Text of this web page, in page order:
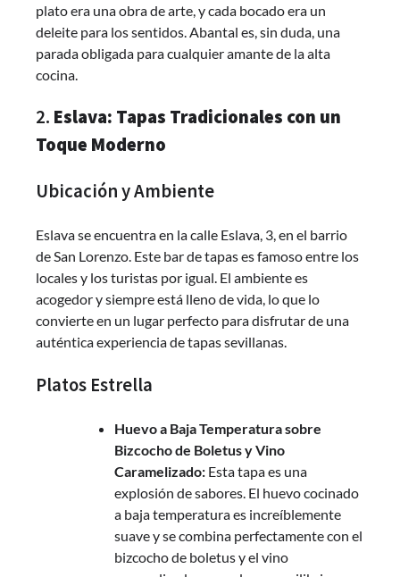
plato era una obra de arte, y cada bocado era un
deleite para los sentidos. Abantal es, sin duda, una
parada obligada para cualquier amante de la alta
cocina.
2. Eslava: Tapas Tradicionales con un
Toque Moderno
Ubicación y Ambiente
Eslava se encuentra en la calle Eslava, 3, en el barrio
de San Lorenzo. Este bar de tapas es famoso entre los
locales y los turistas por igual. El ambiente es
acogedor y siempre está lleno de vida, lo que lo
convierte en un lugar perfecto para disfrutar de una
auténtica experiencia de tapas sevillanas.
Platos Estrella
Huevo a Baja Temperatura sobre
Bizcocho de Boletus y Vino
Caramelizado: Esta tapa es una
explosión de sabores. El huevo cocinado
a baja temperatura es increíblemente
suave y se combina perfectamente con el
bizcocho de boletus y el vino